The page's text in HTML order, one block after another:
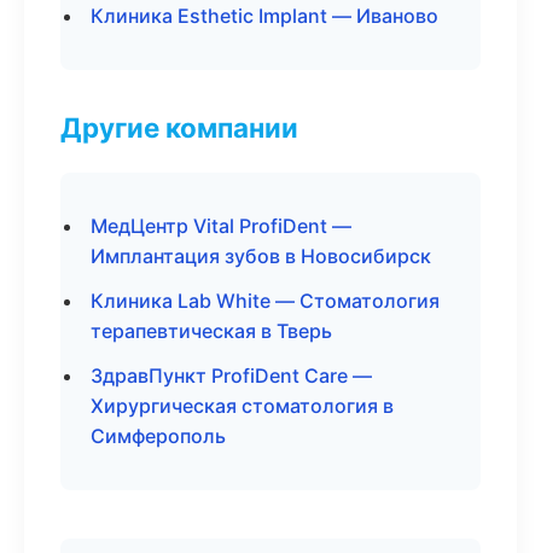
Клиника Esthetic Implant — Иваново
Другие компании
МедЦентр Vital ProfiDent —
Имплантация зубов в Новосибирск
Клиника Lab White — Стоматология
терапевтическая в Тверь
ЗдравПункт ProfiDent Care —
Хирургическая стоматология в
Симферополь